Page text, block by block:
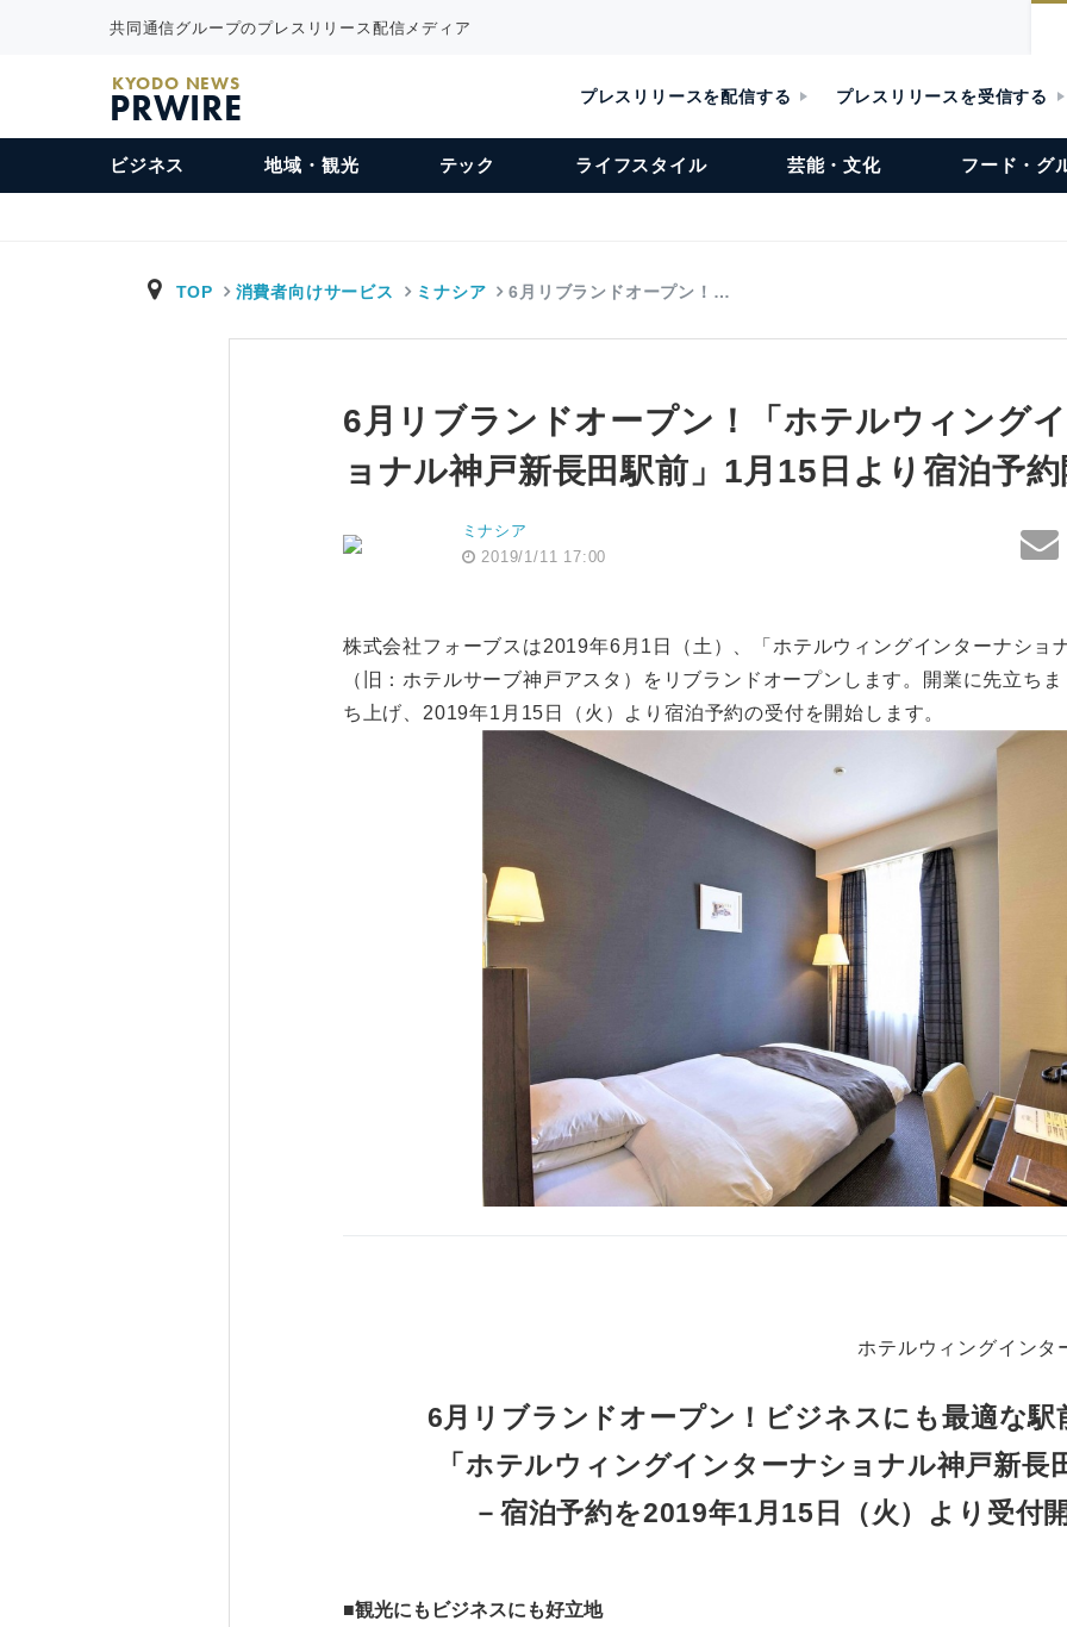
共同通信グループのプレスリリース配信メディア
KYODO NEWS
PRWIRE プレスリリースを配信する プレスリリースを受信する
ビジネス 地域・観光 テック ライフスタイル 芸能・文化 フード・グ
TOP 消費者向けサービス ミナシア 6月リブランドオープン！…
6月リブランドオープン！「ホテルウィング
ョナル神戸新長田駅前」1月15日より宿泊予
ミナシア
2019/1/11 17:00
株式会社フォーブスは2019年6月1日（土）、「ホテルウィングインターナショ
（旧：ホテルサーブ神戸アスタ）をリブランドオープンします。開業に先立ち
ち上げ、2019年1月15日（火）より宿泊予約の受付を開始します。
ホテルウィングインタ
6月リブランドオープン！ビジネスにも最適な駅
「ホテルウィングインターナショナル神戸新長
－宿泊予約を2019年1月15日（火）より受付
■観光にもビジネスにも好立地